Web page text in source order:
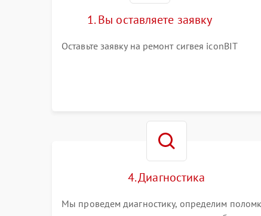
1. Вы оставляете заявку
Оставьте заявку на ремонт сигвея iconBIT
4. Диагностика
Мы проведем диагностику, определим